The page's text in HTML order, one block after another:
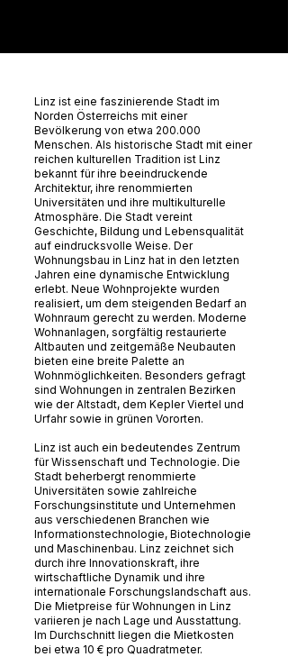
Linz ist eine faszinierende Stadt im
Norden Österreichs mit einer
Bevölkerung von etwa 200.000
Menschen. Als historische Stadt mit einer
reichen kulturellen Tradition ist Linz
bekannt für ihre beeindruckende
Architektur, ihre renommierten
Universitäten und ihre multikulturelle
Atmosphäre. Die Stadt vereint
Geschichte, Bildung und Lebensqualität
auf eindrucksvolle Weise. Der
Wohnungsbau in Linz hat in den letzten
Jahren eine dynamische Entwicklung
erlebt. Neue Wohnprojekte wurden
realisiert, um dem steigenden Bedarf an
Wohnraum gerecht zu werden. Moderne
Wohnanlagen, sorgfältig restaurierte
Altbauten und zeitgemäße Neubauten
bieten eine breite Palette an
Wohnmöglichkeiten. Besonders gefragt
sind Wohnungen in zentralen Bezirken
wie der Altstadt, dem Kepler Viertel und
Urfahr sowie in grünen Vororten.
Linz ist auch ein bedeutendes Zentrum
für Wissenschaft und Technologie. Die
Stadt beherbergt renommierte
Universitäten sowie zahlreiche
Forschungsinstitute und Unternehmen
aus verschiedenen Branchen wie
Informationstechnologie, Biotechnologie
und Maschinenbau. Linz zeichnet sich
durch ihre Innovationskraft, ihre
wirtschaftliche Dynamik und ihre
internationale Forschungslandschaft aus.
Die Mietpreise für Wohnungen in Linz
variieren je nach Lage und Ausstattung.
Im Durchschnitt liegen die Mietkosten
bei etwa 10 € pro Quadratmeter.